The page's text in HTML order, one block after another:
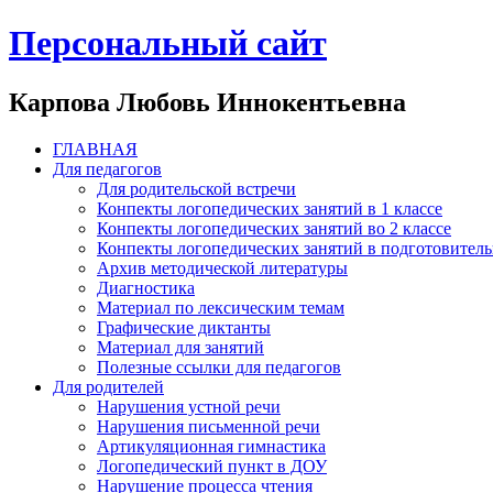
Персональный сайт
Карпова Любовь Иннокентьевна
ГЛАВНАЯ
Для педагогов
Для родительской встречи
Конпекты логопедических занятий в 1 классе
Конпекты логопедических занятий во 2 классе
Конпекты логопедических занятий в
Архив методической литературы
Диагностика
Материал по лексическим темам
Графические диктанты
Материал для занятий
Полезные ссылки для педагогов
Для родителей
Нарушения устной речи
Нарушения письменной речи
Артикуляционная гимнастика
Логопедический пункт в ДОУ
Нарушение процесса чтения